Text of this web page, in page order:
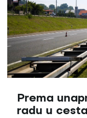
Prema
radu u